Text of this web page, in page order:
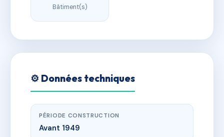
Bâtiment(s)
⚙️ Données techniques
PÉRIODE CONSTRUCTION
Avant 1949